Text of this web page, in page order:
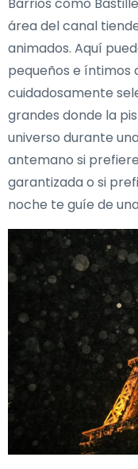
área del canal
animados. Aquí
pequeños e íntimos
cuidadosamente
grandes donde la
universo durante
antemano si
garantizada o si
noche te guíe de